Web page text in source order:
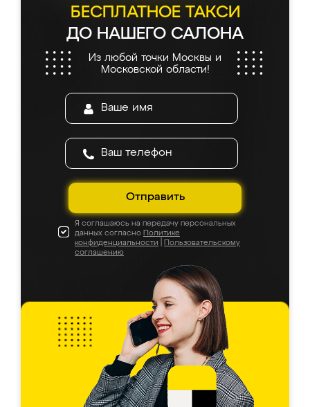
БЕСПЛАТНОЕ ТАКСИ
ДО НАШЕГО САЛОНА
Из любой точки Москвы и
Московской области!
Отправить
Я соглашаюсь на передачу персональных
данных согласно Политике
конфиденциальности
Пользовательскому
соглашению